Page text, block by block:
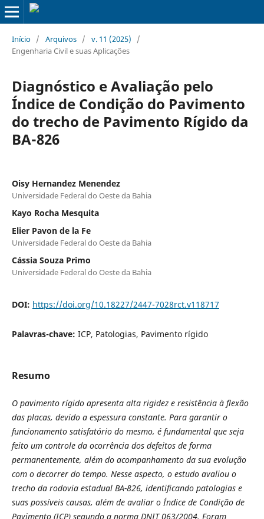
Início / Arquivos / v. 11 (2025)
/
Engenharia Civil e suas Aplicações
Diagnóstico e Avaliação pelo
Índice de Condição do Pavimento
do trecho de Pavimento Rígido da
BA-826
Oisy Hernandez Menendez
Universidade Federal do Oeste da Bahia
Kayo Rocha Mesquita
Elier Pavon de la Fe
Universidade Federal do Oeste da Bahia
Cássia Souza Primo
Universidade Federal do Oeste da Bahia
DOI: https://doi.org/10.18227/2447-7028rct.v118717
Palavras-chave: ICP, Patologias, Pavimento rígido
Resumo
O pavimento rígido apresenta alta rigidez e resistência à flexão
das placas, devido a espessura constante. Para garantir o
funcionamento satisfatório do mesmo, é fundamental que seja
feito um controle da ocorrência dos defeitos de forma
permanentemente, além do acompanhamento da sua evolução
com o decorrer do tempo. Nesse aspecto, o estudo avaliou o
trecho da rodovia estadual BA-826, identificando patologias e
suas possíveis causas, além de avaliar o Índice de Condição de
Pavimento (ICP) segundo a norma DNIT 063/2004. Foram